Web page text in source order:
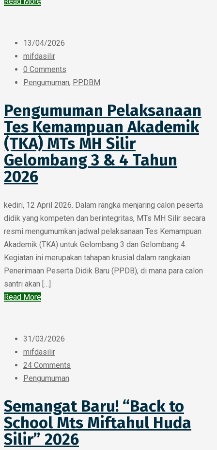
13/04/2026
mifdasilir
0 Comments
Pengumuman, PPDBM
Pengumuman Pelaksanaan
Tes Kemampuan Akademik
(TKA) MTs MH Silir
Gelombang 3 & 4 Tahun
2026
kediri, 12 April 2026. Dalam rangka menjaring calon peserta
didik yang kompeten dan berintegritas, MTs MH Silir secara
resmi mengumumkan jadwal pelaksanaan Tes Kemampuan
Akademik (TKA) untuk Gelombang 3 dan Gelombang 4.
Kegiatan ini merupakan tahapan krusial dalam rangkaian
Penerimaan Peserta Didik Baru (PPDB), di mana para calon
santri akan […]
Read More
31/03/2026
mifdasilir
24 Comments
Pengumuman
Semangat Baru! “Back to
School Mts Miftahul Huda
Silir” 2026